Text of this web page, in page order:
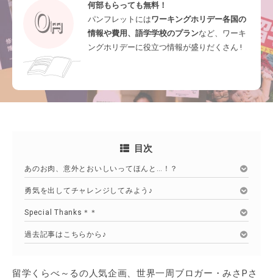
何部もらっても無料！
パンフレットにはワーキングホリデー各国の
情報や費用、語学学校のプランなど、ワーキ
ングホリデーに役立つ情報が盛りだくさん !
目次
あのお肉、意外とおいしいってほんと…！？
勇気を出してチャレンジしてみよう♪
Special Thanks＊＊
過去記事はこちらから♪
留学くらべ～るの人気企画、世界一周ブロガー・みさPさ